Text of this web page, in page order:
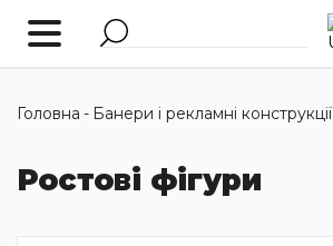
Головна - Банери і рекламні конструкції
Ростові фігури